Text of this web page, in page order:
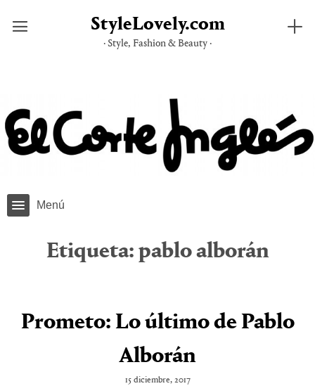
contenido
StyleLovely.com
· Style, Fashion & Beauty ·
Menú
Etiqueta: pablo alborán
Prometo: Lo último de Pablo
Alborán
15 diciembre, 2017